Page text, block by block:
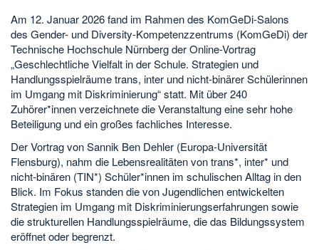
Am 12. Januar 2026 fand im Rahmen des KomGeDi-Salons
des Gender- und Diversity-Kompetenzzentrums (KomGeDi) der
Technische Hochschule Nürnberg der Online-Vortrag
„Geschlechtliche Vielfalt in der Schule. Strategien und
Handlungsspielräume trans, inter und nicht-binärer Schülerinnen
im Umgang mit Diskriminierung“ statt. Mit über 240
Zuhörer*innen verzeichnete die Veranstaltung eine sehr hohe
Beteiligung und ein großes fachliches Interesse.
Der Vortrag von Sannik Ben Dehler (Europa-Universität
Flensburg), nahm die Lebensrealitäten von trans*, inter* und
nicht-binären (TIN*) Schüler*innen im schulischen Alltag in den
Blick. Im Fokus standen die von Jugendlichen entwickelten
Strategien im Umgang mit Diskriminierungserfahrungen sowie
die strukturellen Handlungsspielräume, die das Bildungssystem
eröffnet oder begrenzt.